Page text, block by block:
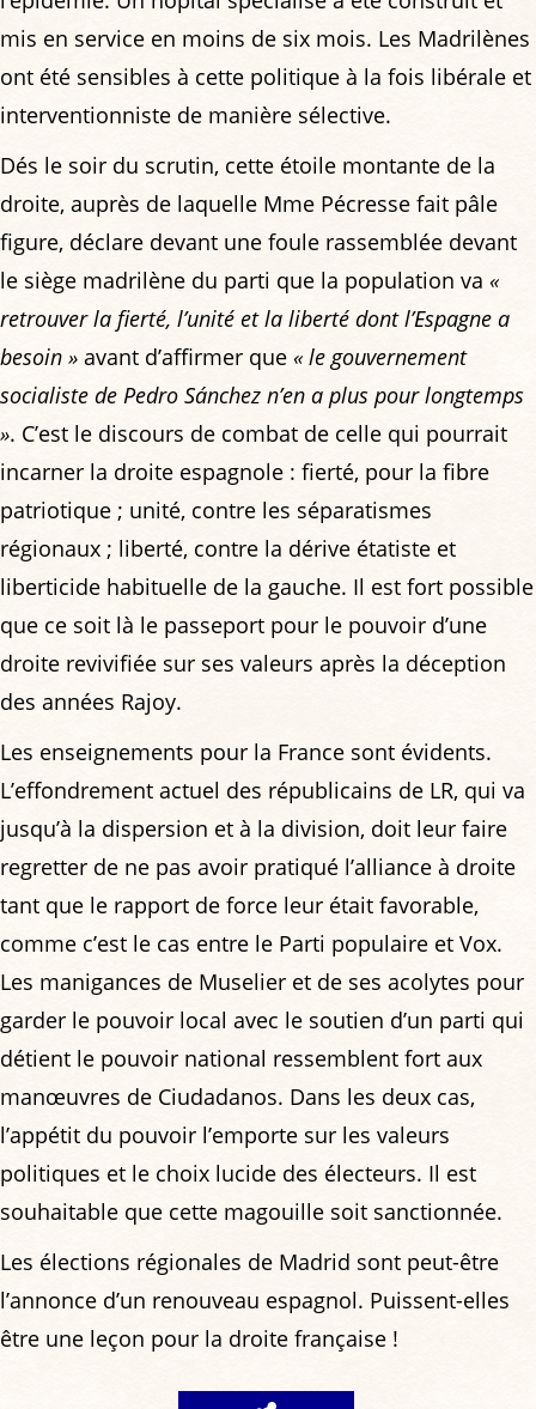
mis en service en moins de six mois. Les Madrilènes
ont été sensibles à cette politique à la fois libérale et
interventionniste de manière sélective.
Dés le soir du scrutin, cette étoile montante de la
droite, auprès de laquelle Mme Pécresse fait pâle
figure, déclare devant une foule rassemblée devant
le siège madrilène du parti que la population va «
retrouver la fierté, l’unité et la liberté dont l’Espagne a
besoin » avant d’affirmer que « le gouvernement
socialiste de Pedro Sánchez n’en a plus pour longtemps
». C’est le discours de combat de celle qui pourrait
incarner la droite espagnole : fierté, pour la fibre
patriotique ; unité, contre les séparatismes
régionaux ; liberté, contre la dérive étatiste et
liberticide habituelle de la gauche. Il est fort possible
que ce soit là le passeport pour le pouvoir d’une
droite revivifiée sur ses valeurs après la déception
des années Rajoy.
Les enseignements pour la France sont évidents.
L’effondrement actuel des républicains de LR, qui va
jusqu’à la dispersion et à la division, doit leur faire
regretter de ne pas avoir pratiqué l’alliance à droite
tant que le rapport de force leur était favorable,
comme c’est le cas entre le Parti populaire et Vox.
Les manigances de Muselier et de ses acolytes pour
garder le pouvoir local avec le soutien d’un parti qui
détient le pouvoir national ressemblent fort aux
manœuvres de Ciudadanos. Dans les deux cas,
l’appétit du pouvoir l’emporte sur les valeurs
politiques et le choix lucide des électeurs. Il est
souhaitable que cette magouille soit sanctionnée.
Les élections régionales de Madrid sont peut-être
l’annonce d’un renouveau espagnol. Puissent-elles
être une leçon pour la droite française !